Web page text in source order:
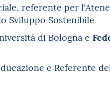
referente per
Sviluppo Sostenibile
di Bologna e
e Referente